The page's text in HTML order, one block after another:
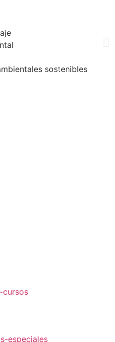
sostenibles